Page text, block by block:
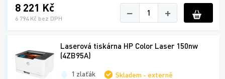
8 221 Kč
6 794 Kč bez DPH − +
Laserová tiskárna HP Color Laser 150nw
(4ZB95A)
1 zlaťák Skladem - externě